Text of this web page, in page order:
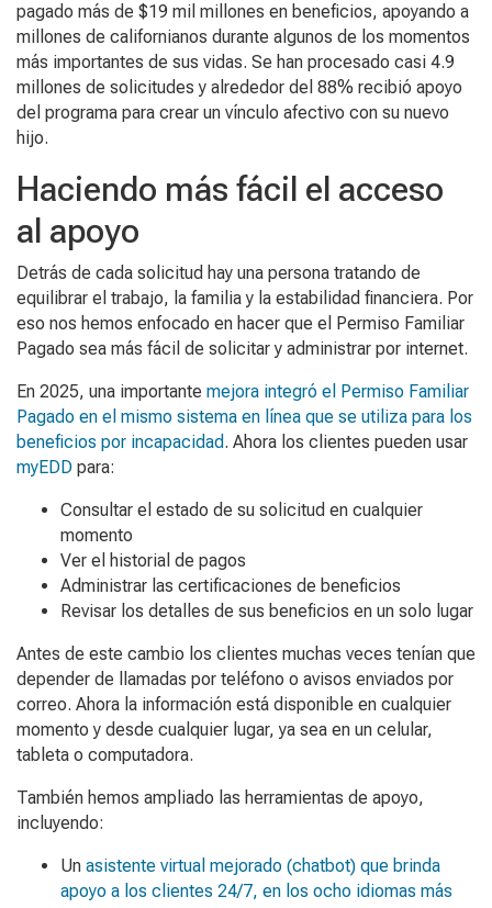
pagado más de $19 mil millones en beneficios, apoyando a
millones de californianos durante algunos de los momentos
más importantes de sus vidas. Se han procesado casi 4.9
millones de solicitudes y alrededor del 88% recibió apoyo
del programa para crear un vínculo afectivo con su nuevo
hijo.
Haciendo más fácil el acceso
al apoyo
Detrás de cada solicitud hay una persona tratando de
equilibrar el trabajo, la familia y la estabilidad financiera. Por
eso nos hemos enfocado en hacer que el Permiso Familiar
Pagado sea más fácil de solicitar y administrar por internet.
En 2025, una importante mejora integró el Permiso Familiar
Pagado en el mismo sistema en línea que se utiliza para los
beneficios por incapacidad. Ahora los clientes pueden usar
myEDD para:
Consultar el estado de su solicitud en cualquier
momento
Ver el historial de pagos
Administrar las certificaciones de beneficios
Revisar los detalles de sus beneficios en un solo lugar
Antes de este cambio los clientes muchas veces tenían que
depender de llamadas por teléfono o avisos enviados por
correo. Ahora la información está disponible en cualquier
momento y desde cualquier lugar, ya sea en un celular,
tableta o computadora.
También hemos ampliado las herramientas de apoyo,
incluyendo:
Un asistente virtual mejorado (chatbot) que brinda
apoyo a los clientes 24/7, en los ocho idiomas más